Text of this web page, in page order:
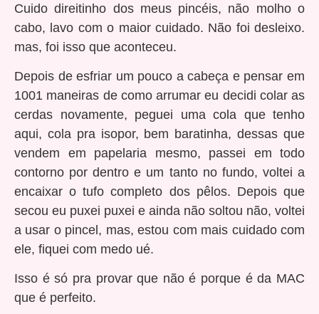
Cuido direitinho dos meus pincéis, não molho o
cabo, lavo com o maior cuidado. Não foi desleixo.
mas, foi isso que aconteceu.
Depois de esfriar um pouco a cabeça e pensar em
1001 maneiras de como arrumar eu decidi colar as
cerdas novamente, peguei uma cola que tenho
aqui, cola pra isopor, bem baratinha, dessas que
vendem em papelaria mesmo, passei em todo
contorno por dentro e um tanto no fundo, voltei a
encaixar o tufo completo dos pêlos. Depois que
secou eu puxei puxei e ainda não soltou não, voltei
a usar o pincel, mas, estou com mais cuidado com
ele, fiquei com medo ué.
Isso é só pra provar que não é porque é da MAC
que é perfeito.